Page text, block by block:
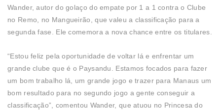
Wander, autor do golaço do empate por 1 a 1 contra o Clube
no Remo, no Mangueirão, que valeu a classificação para a
segunda fase. Ele comemora a nova chance entre os titulares.
“Estou feliz pela oportunidade de voltar lá e enfrentar um
grande clube que é o Paysandu. Estamos focados para fazer
um bom trabalho lá, um grande jogo e trazer para Manaus um
bom resultado para no segundo jogo a gente conseguir a
classificação”, comentou Wander, que atuou no Princesa do